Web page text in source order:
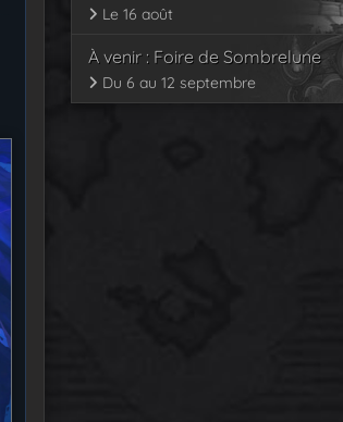
Le 16 août
À venir : Foire de Sombrelune
Du 6 au 12 septembre